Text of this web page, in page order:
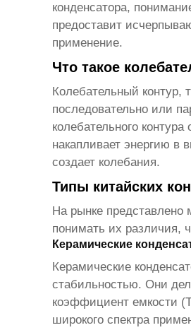
конденсатора,
предоставит
применение.
Что такое
Колебательный контур,
последовательно или
колебательного контура
накапливает энергию в
создает колебания.
Типы китайских
На рынке представлено
понимать их различия,
Керамические
Керамические
стабильностью. Они
коэффициент емкости
широкого спектра